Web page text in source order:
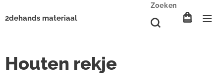
2dehands materiaal
Zoeken
Houten rekje